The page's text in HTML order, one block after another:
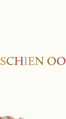
SCHIEN OO